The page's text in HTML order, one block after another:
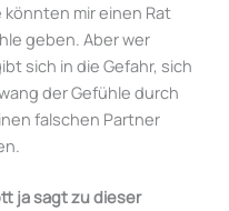
mir einen Rat
geben. Aber wer
sich in die Gefahr, sich
der Gefühle durch
falschen Partner
ja sagt zu dieser